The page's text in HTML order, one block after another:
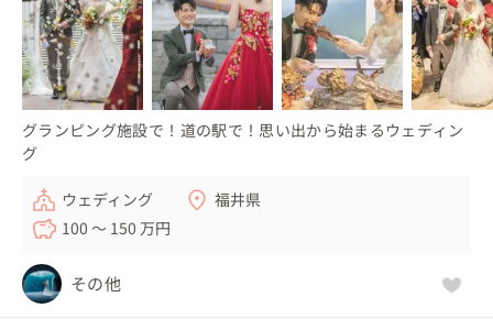
グランピング施設で！道の駅で！思い出から始まるウェディン
グ
ウェディング
福井県
100 〜 150 万円
その他